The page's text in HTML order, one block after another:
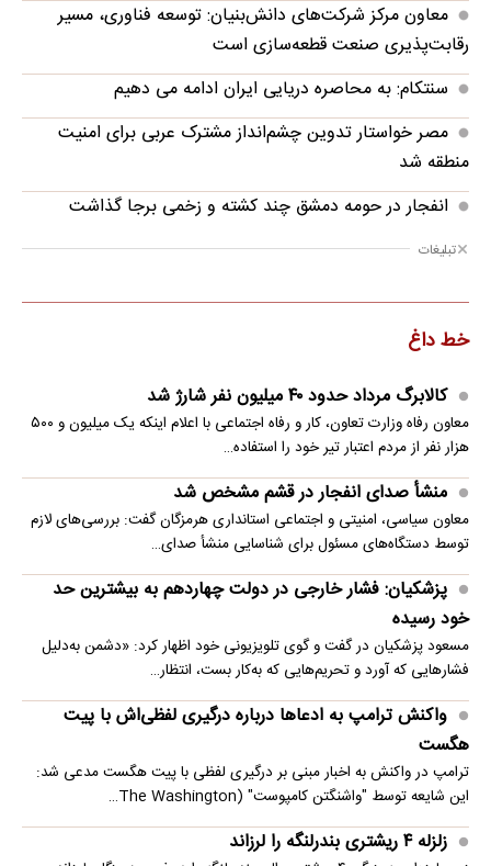
معاون مرکز شرکت‌های دانش‌بنیان: توسعه فناوری، مسیر
رقابت‌پذیری صنعت قطعه‌سازی است
سنتکام: به محاصره دریایی ایران ادامه می دهیم
مصر خواستار تدوین چشم‌انداز مشترک عربی برای امنیت
منطقه شد
انفجار در حومه دمشق چند کشته و زخمی برجا گذاشت
تبلیغات
خط داغ
کالابرگ مرداد حدود ۴۰‌ میلیون نفر شارژ شد
معاون رفاه وزارت تعاون، کار و رفاه اجتماعی با اعلام اینکه یک میلیون و ۵۰۰
هزار نفر از مردم اعتبار تیر خود را استفاده…
منشأ صدای انفجار در قشم مشخص شد
معاون سیاسی، امنیتی و اجتماعی استانداری هرمزگان گفت: بررسی‌های لازم
توسط دستگاه‌های مسئول برای شناسایی منشأ صدای…
پزشکیان: فشار خارجی در دولت چهاردهم به بیشترین حد
خود رسیده
مسعود پزشکیان در گفت و گوی تلویزیونی خود اظهار کرد: «دشمن به‌دلیل
فشارهایی که آورد و تحریم‌هایی که به‌کار بست، انتظار…
واکنش ترامپ به ادعاها درباره درگیری لفظی‌اش با پیت
هگست
ترامپ در واکنش به اخبار مبنی بر درگیری لفظی با پیت هگست مدعی شد:
این شایعه توسط "واشنگتن کامپوست" (The Washington…
زلزله ۴ ریشتری بندرلنگه را لرزاند